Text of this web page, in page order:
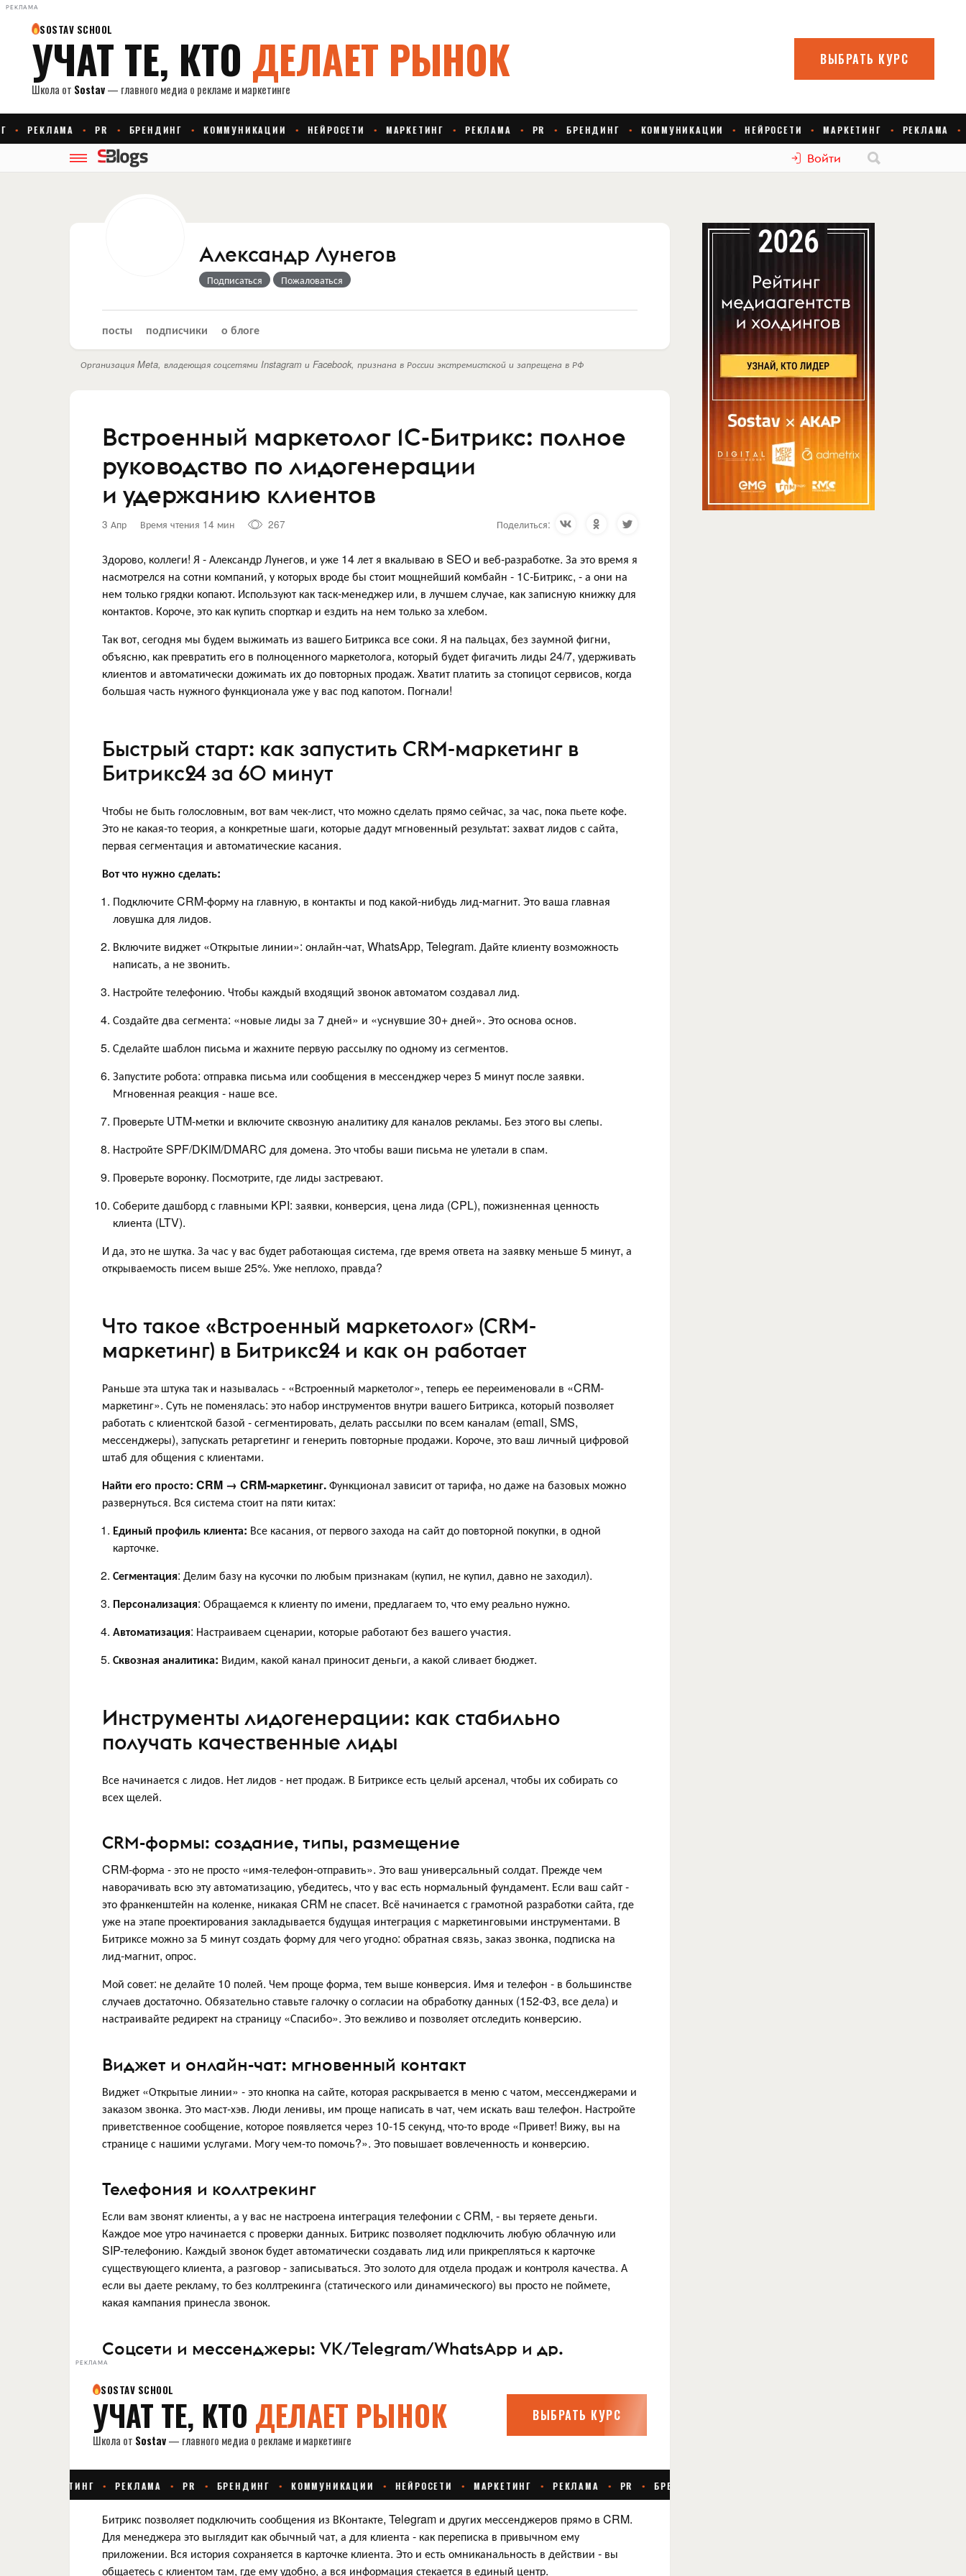
РЕКЛАМА
Войти
Александр Лунегов
Подписаться Пожаловаться
посты подписчики о блоге
Организация Meta, владеющая соцсетями Instagram и Facebook, признана в России экстремистской и запрещена в РФ
Встроенный маркетолог 1С-Битрикс: полное
руководство по лидогенерации
и удержанию клиентов
3 Апр Время чтения 14 мин 267 Поделиться:
Здорово, коллеги! Я - Александр Лунегов, и уже 14 лет я вкалываю в SEO и веб-разработке. За это время я
насмотрелся на сотни компаний, у которых вроде бы стоит мощнейший комбайн - 1С-Битрикс, - а они на
нем только грядки копают. Используют как таск-менеджер или, в лучшем случае, как записную книжку для
контактов. Короче, это как купить спорткар и ездить на нем только за хлебом.
Так вот, сегодня мы будем выжимать из вашего Битрикса все соки. Я на пальцах, без заумной фигни,
объясню, как превратить его в полноценного маркетолога, который будет фигачить лиды 24/7, удерживать
клиентов и автоматически дожимать их до повторных продаж. Хватит платить за стопицот сервисов, когда
большая часть нужного функционала уже у вас под капотом. Погнали!
Быстрый старт: как запустить CRM-маркетинг в
Битрикс24 за 60 минут
Чтобы не быть голословным, вот вам чек-лист, что можно сделать прямо сейчас, за час, пока пьете кофе.
Это не какая-то теория, а конкретные шаги, которые дадут мгновенный результат: захват лидов с сайта,
первая сегментация и автоматические касания.
Вот что нужно сделать:
Подключите CRM-форму на главную, в контакты и под какой-нибудь лид-магнит. Это ваша главная
ловушка для лидов.
Включите виджет «Открытые линии»: онлайн-чат, WhatsApp, Telegram. Дайте клиенту возможность
написать, а не звонить.
Настройте телефонию. Чтобы каждый входящий звонок автоматом создавал лид.
Создайте два сегмента: «новые лиды за 7 дней» и «уснувшие 30+ дней». Это основа основ.
Сделайте шаблон письма и жахните первую рассылку по одному из сегментов.
Запустите робота: отправка письма или сообщения в мессенджер через 5 минут после заявки.
Мгновенная реакция - наше все.
Проверьте UTM-метки и включите сквозную аналитику для каналов рекламы. Без этого вы слепы.
Настройте SPF/DKIM/DMARC для домена. Это чтобы ваши письма не улетали в спам.
Проверьте воронку. Посмотрите, где лиды застревают.
Соберите дашборд с главными KPI: заявки, конверсия, цена лида (CPL), пожизненная ценность
клиента (LTV).
И да, это не шутка. За час у вас будет работающая система, где время ответа на заявку меньше 5 минут, а
открываемость писем выше 25%. Уже неплохо, правда?
Что такое «Встроенный маркетолог» (CRM-
маркетинг) в Битрикс24 и как он работает
Раньше эта штука так и называлась - «Встроенный маркетолог», теперь ее переименовали в «CRM-
маркетинг». Суть не поменялась: это набор инструментов внутри вашего Битрикса, который позволяет
работать с клиентской базой - сегментировать, делать рассылки по всем каналам (email, SMS,
мессенджеры), запускать ретаргетинг и генерить повторные продажи. Короче, это ваш личный цифровой
штаб для общения с клиентами.
Найти его просто: CRM → CRM-маркетинг.Функционал зависит от тарифа, но даже на базовых можно
развернуться. Вся система стоит на пяти китах:
Единый профиль клиента: Все касания, от первого захода на сайт до повторной покупки, в одной
карточке.
Сегментация: Делим базу на кусочки по любым признакам (купил, не купил, давно не заходил).
Персонализация: Обращаемся к клиенту по имени, предлагаем то, что ему реально нужно.
Автоматизация: Настраиваем сценарии, которые работают без вашего участия.
Сквозная аналитика: Видим, какой канал приносит деньги, а какой сливает бюджет.
Инструменты лидогенерации: как стабильно
получать качественные лиды
Все начинается с лидов. Нет лидов - нет продаж. В Битриксе есть целый арсенал, чтобы их собирать со
всех щелей.
CRM-формы: создание, типы, размещение
CRM-форма - это не просто «имя-телефон-отправить». Это ваш универсальный солдат. Прежде чем
наворачивать всю эту автоматизацию, убедитесь, что у вас есть нормальный фундамент. Если ваш сайт -
это франкенштейн на коленке, никакая CRM не спасет. Всё начинается с грамотной разработки сайта, где
уже на этапе проектирования закладывается будущая интеграция с маркетинговыми инструментами. В
Битриксе можно за 5 минут создать форму для чего угодно: обратная связь, заказ звонка, подписка на
лид-магнит, опрос.
Мой совет: не делайте 10 полей. Чем проще форма, тем выше конверсия. Имя и телефон - в большинстве
случаев достаточно. Обязательно ставьте галочку о согласии на обработку данных (152-ФЗ, все дела) и
настраивайте редирект на страницу «Спасибо». Это вежливо и позволяет отследить конверсию.
Виджет и онлайн-чат: мгновенный контакт
Виджет «Открытые линии» - это кнопка на сайте, которая раскрывается в меню с чатом, мессенджерами и
заказом звонка. Это маст-хэв. Люди ленивы, им проще написать в чат, чем искать ваш телефон. Настройте
приветственное сообщение, которое появляется через 10-15 секунд, что-то вроде «Привет! Вижу, вы на
странице с нашими услугами. Могу чем-то помочь?». Это повышает вовлеченность и конверсию.
Телефония и коллтрекинг
Если вам звонят клиенты, а у вас не настроена интеграция телефонии с CRM, - вы теряете деньги.
Каждое мое утро начинается с проверки данных. Битрикс позволяет подключить любую облачную или
SIP-телефонию. Каждый звонок будет автоматически создавать лид или прикрепляться к карточке
существующего клиента, а разговор - записываться. Это золото для отдела продаж и контроля качества. А
если вы даете рекламу, то без коллтрекинга (статического или динамического) вы просто не поймете,
какая кампания принесла звонок.
Соцсети и мессенджеры: VK/Telegram/WhatsApp и др.
РЕКЛАМА
Битрикс позволяет подключить сообщения из ВКонтакте, Telegram и других мессенджеров прямо в CRM.
Для менеджера это выглядит как обычный чат, а для клиента - как переписка в привычном ему
приложении. Вся история сохраняется в карточке клиента. Это и есть омниканальность в действии - вы
общаетесь с клиентом там, где ему удобно, а вся информация стекается в единый центр.